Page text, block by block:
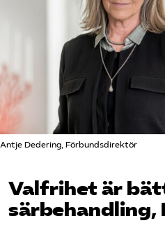
Aktiviteter
Våra frågor
Om oss
Kontakt
Mina sidor
Antje Dedering, Förbundsdirektör
Valfrihet är
särbehandling,